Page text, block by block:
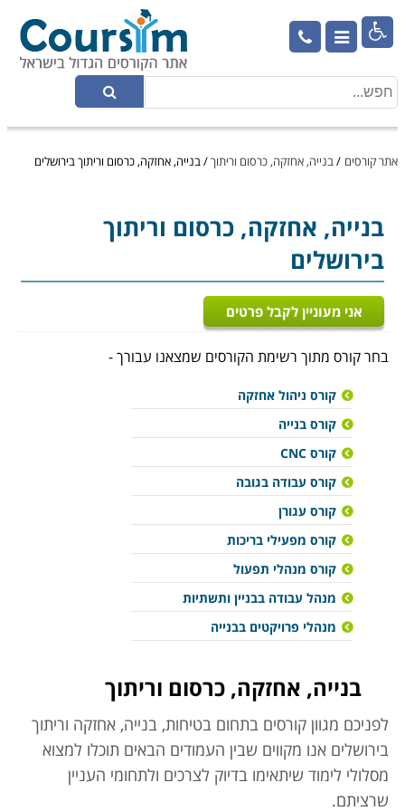

אתר קורסים /בנייה, אחזקה, כרסום וריתוך/בנייה, אחזקה, כרסום וריתוך בירושלים
בנייה, אחזקה, כרסום וריתוך
בירושלים
אני מעוניין לקבל פרטים
בחר קורס מתוך רשימת הקורסים שמצאנו עבורך -
קורס ניהול אחזקה
קורס בנייה
קורס CNC
קורס עבודה בגובה
קורס עגורן
קורס מפעילי בריכות
קורס מנהלי תפעול
מנהל עבודה בבניין ותשתיות
מנהלי פרויקטים בבנייה
בנייה, אחזקה, כרסום וריתוך
לפניכם מגוון קורסים בתחום בטיחות, בנייה, אחזקה וריתוך
בירושלים אנו מקווים שבין העמודים הבאים תוכלו למצוא
מסלולי לימוד שיתאימו בדיוק לצרכים ולתחומי העניין
שרציתם.